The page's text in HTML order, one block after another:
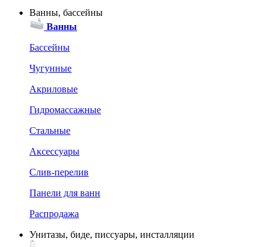
Ванны, бассейны
Ванны
Бассейны
Чугунные
Акриловые
Гидромассажные
Стальные
Аксессуары
Слив-перелив
Панели для ванн
Распродажа
Унитазы, биде, писсуары, инсталляции